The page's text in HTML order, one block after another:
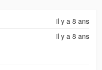
il y a 8 ans
il y a 8 ans